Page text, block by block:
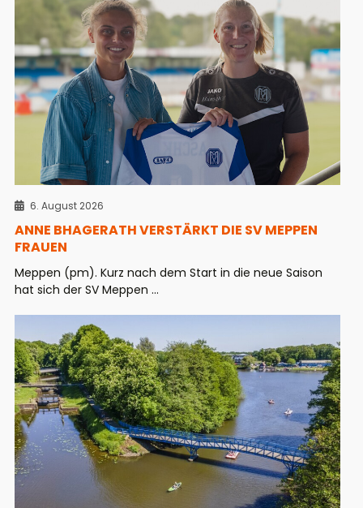
6. August 2026
ANNE BHAGERATH VERSTÄRKT DIE SV MEPPEN
FRAUEN
Meppen (pm). Kurz nach dem Start in die neue Saison
hat sich der SV Meppen ...